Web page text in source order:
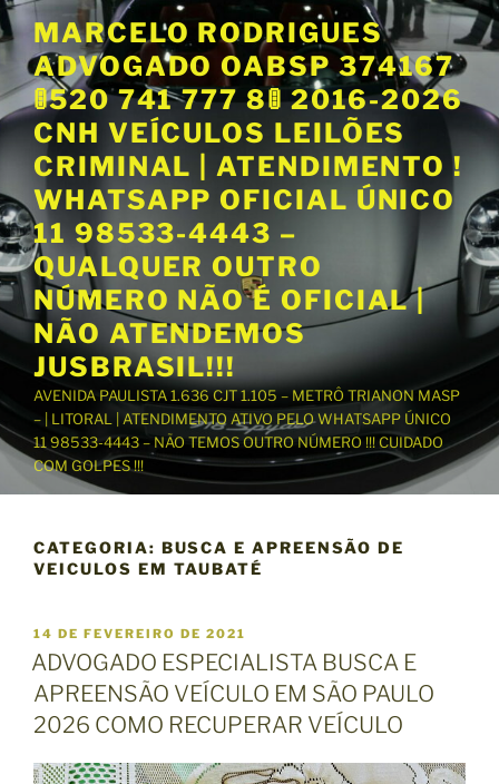
P
u
a
r
r
a
o
c
o
n
t
ú
d
MARCELO RODRIGUES
ADVOGADO OABSP 374167
🚦520 741 777 8🚦 2016-2026
CNH VEÍCULOS LEILÕES
CRIMINAL | ATENDIMENTO !
WHATSAPP OFICIAL ÚNICO
11 98533-4443 –
QUALQUER OUTRO
NÚMERO NÃO É OFICIAL |
NÃO ATENDEMOS
JUSBRASIL!!!
AVENIDA PAULISTA 1.636 CJT 1.105 – METRÔ TRIANON MASP
– | LITORAL | ATENDIMENTO ATIVO PELO WHATSAPP ÚNICO
11 98533-4443 – NÃO TEMOS OUTRO NÚMERO !!! CUIDADO
COM GOLPES !!!
CATEGORIA: BUSCA E APREENSÃO DE
VEICULOS EM TAUBATÉ
P
U
B
L
I
C
D
14 DE FEVEREIRO DE 2021
ADVOGADO ESPECIALISTA BUSCA E
APREENSÃO VEÍCULO EM SÃO PAULO
2026 COMO RECUPERAR VEÍCULO